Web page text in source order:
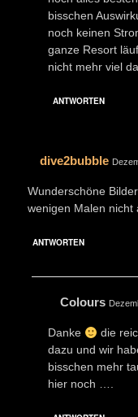
bisschen
noch keinen
ganze Resort
nicht mehr viel
ANTWORTEN
dive2bubble
Wunderschöne
wenigen Malen nicht
ANTWORTEN
Colours
Danke
die
dazu und wir
bisschen mehr
hier noch ….